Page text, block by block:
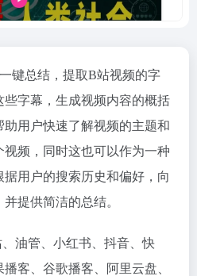
键总结，提取B站视频的字
字幕，生成视频内容的概括
用户快速了解视频的主题和
频，同时这也可以作为一种
用户的搜索历史和偏好，向
提供简洁的总结。
油管、小红书、抖音、快
客、谷歌播客、阿里云盘、